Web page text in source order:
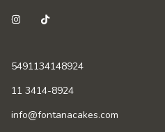
5491134148924
11 3414-8924
info@fontanacakes.com